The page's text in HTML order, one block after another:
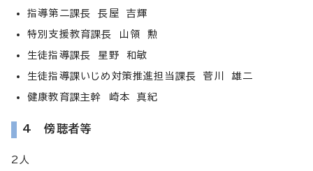
指導第二課長 長屋 吉輝
特別支援教育課長 山領 勲
生徒指導課長 星野 和敏
生徒指導課いじめ対策推進担当課長 菅川 雄二
健康教育課主幹 崎本 真紀
4 傍聴者等
2人